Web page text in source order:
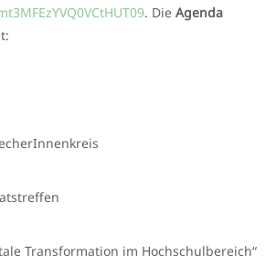
. Die Agenda
Transformation im Hochschulbereich“